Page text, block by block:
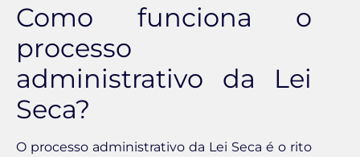
Como funciona o
processo
administrativo da Lei
Seca?
O processo administrativo da Lei Seca é o rito